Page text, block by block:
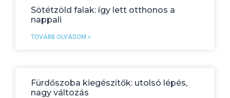
Sötétzöld falak: így lett otthonos a
nappali
TOVÁBB OLVASOM »
Fürdőszoba kiegészítők: utolsó lépés,
nagy változás